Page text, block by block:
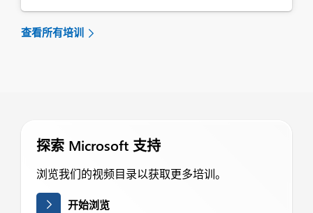
查看所有培训
探索 Microsoft 支持
浏览我们的视频目录以获取更多培训。
开始浏览